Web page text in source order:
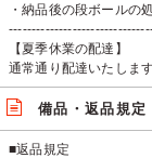
・納品後の段ボールの
【夏季休業の配達】
通常通り配達いたします
備品・返品規定
■返品規定